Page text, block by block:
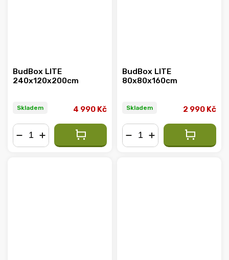
BudBox LITE
240x120x200cm
Skladem 4 990 Kč
BudBox LITE
80x80x160cm
Skladem 2 990 Kč